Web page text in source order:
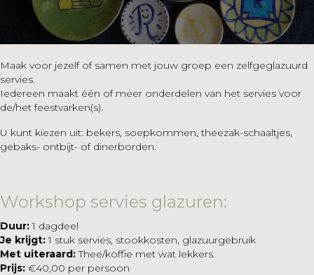
Maak voor jezelf of samen met jouw groep een zelfgeglazuurd
servies.
Iedereen maakt één of meer onderdelen van het servies voor
de/het feestvarken(s).
U kunt kiezen uit: bekers, soepkommen, theezak-schaaltjes,
gebaks- ontbijt- of dinerborden.
Workshop servies glazuren:
Duur:1 dagdeel
Je krijgt:1 stuk servies, stookkosten, glazuurgebruik
Met uiteraard:Thee/koffie met wat lekkers
Prijs: €40,00 per persoon